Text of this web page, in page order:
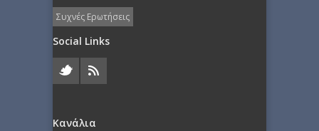
Συχνές Ερωτήσεις
Social Links
Κανάλια